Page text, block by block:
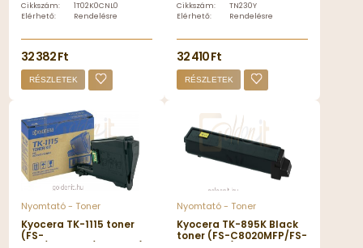
Cikkszám:
1T02K0CNL0
Elérhető:
Rendelésre
32 382 Ft
RÉSZLETEK
Cikkszám:
TN230Y
Elérhető:
Rendelésre
32 410 Ft
RÉSZLETEK
Nyomtató - Toner
Kyocera TK-1115 toner
(FS-
Nyomtató - Toner
Kyocera TK-895K Black
toner (FS-C8020MFP/FS-